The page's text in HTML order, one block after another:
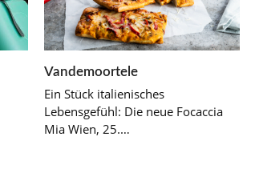
Vandemoortele
Ein Stück italienisches
Lebensgefühl: Die neue Focaccia
Mia Wien, 25.…